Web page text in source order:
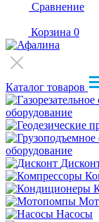
Сравнение
Корзина 0
Каталог товаров
оборудование
оборудование
Насосы